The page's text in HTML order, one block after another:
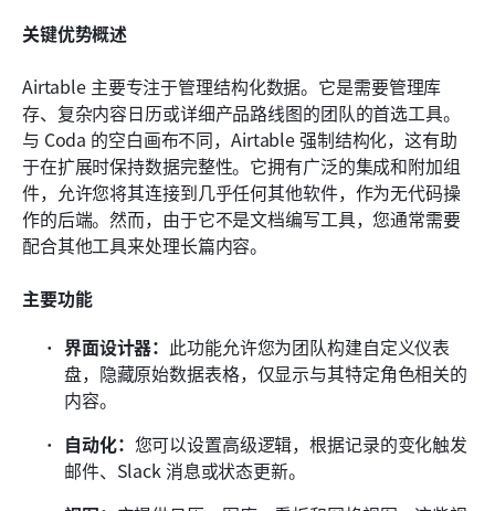
关键优势概述
Airtable 主要专注于管理结构化数据。它是需要管理库
存、复杂内容日历或详细产品路线图的团队的首选工具。
与 Coda 的空白画布不同，Airtable 强制结构化，这有助
于在扩展时保持数据完整性。它拥有广泛的集成和附加组
件，允许您将其连接到几乎任何其他软件，作为无代码操
作的后端。然而，由于它不是文档编写工具，您通常需要
配合其他工具来处理长篇内容。
主要功能
界面设计器： 此功能允许您为团队构建自定义仪表
盘，隐藏原始数据表格，仅显示与其特定角色相关的
内容。
自动化： 您可以设置高级逻辑，根据记录的变化触发
邮件、Slack 消息或状态更新。